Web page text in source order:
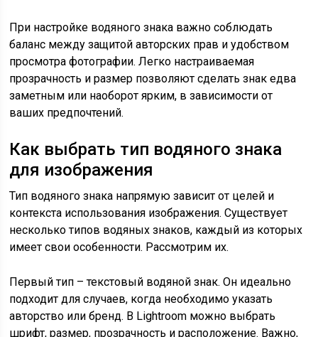
При настройке водяного знака важно соблюдать
баланс между защитой авторских прав и удобством
просмотра фотографии. Легко настраиваемая
прозрачность и размер позволяют сделать знак едва
заметным или наоборот ярким, в зависимости от
ваших предпочтений.
Как выбрать тип водяного знака
для изображения
Тип водяного знака напрямую зависит от целей и
контекста использования изображения. Существует
несколько типов водяных знаков, каждый из которых
имеет свои особенности. Рассмотрим их.
Первый тип – текстовый водяной знак. Он идеально
подходит для случаев, когда необходимо указать
авторство или бренд. В Lightroom можно выбрать
шрифт, размер, прозрачность и расположение. Важно,